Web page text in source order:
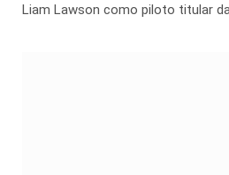
Liam Lawson como piloto titular da